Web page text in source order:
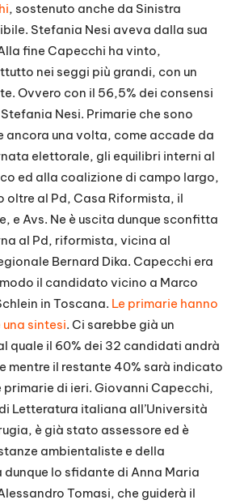
, sostenuto anche da Sinistra
Stefania Nesi aveva dalla sua
fine Capecchi ha vinto,
nei seggi più grandi, con un
Ovvero con il 56,5% dei consensi
Nesi. Primarie che sono
ancora una volta, come accade da
elettorale, gli equilibri interni al
ed alla coalizione di campo largo,
oltre al Pd, Casa Riformista, il
e Avs. Ne è uscita dunque sconfitta
al Pd, riformista, vicina al
Bernard Dika. Capecchi era
il candidato vicino a Marco
in Toscana. Le primarie hanno
sintesi. Ci sarebbe già un
quale il 60% dei 32 candidati andrà
mentre il restante 40% sarà indicato
di ieri. Giovanni Capecchi,
Letteratura italiana all’Università
è già stato assessore ed è
ambientaliste e della
lo sfidante di Anna Maria
Tomasi, che guiderà il